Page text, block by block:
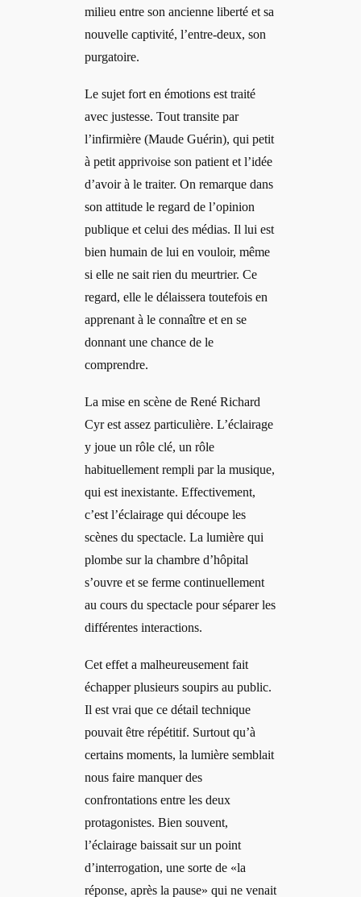
milieu entre son ancienne liberté et sa
nouvelle captivité, l’entre-deux, son
purgatoire.
Le sujet fort en émotions est traité
avec justesse. Tout transite par
l’infirmière (Maude Guérin), qui petit
à petit apprivoise son patient et l’idée
d’avoir à le traiter. On remarque dans
son attitude le regard de l’opinion
publique et celui des médias. Il lui est
bien humain de lui en vouloir, même
si elle ne sait rien du meurtrier. Ce
regard, elle le délaissera toutefois en
apprenant à le connaître et en se
donnant une chance de le
comprendre.
La mise en scène de René Richard
Cyr est assez particulière. L’éclairage
y joue un rôle clé, un rôle
habituellement rempli par la musique,
qui est inexistante. Effectivement,
c’est l’éclairage qui découpe les
scènes du spectacle. La lumière qui
plombe sur la chambre d’hôpital
s’ouvre et se ferme continuellement
au cours du spectacle pour séparer les
différentes interactions.
Cet effet a malheureusement fait
échapper plusieurs soupirs au public.
Il est vrai que ce détail technique
pouvait être répétitif. Surtout qu’à
certains moments, la lumière semblait
nous faire manquer des
confrontations entre les deux
protagonistes. Bien souvent,
l’éclairage baissait sur un point
d’interrogation, une sorte de «la
réponse, après la pause» qui ne venait